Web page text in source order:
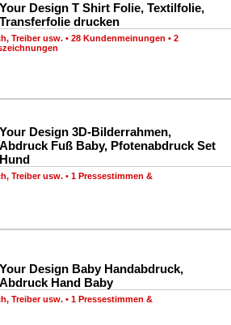
Your Design T Shirt Folie, Textilfolie,
Transferfolie drucken
Treiber usw. • 28 Kundenmeinungen • 2
Your Design 3D-Bilderrahmen,
Abdruck Fuß Baby, Pfotenabdruck Set
Hund
Treiber usw. • 1 Pressestimmen &
Your Design Baby Handabdruck,
Abdruck Hand Baby
Treiber usw. • 1 Pressestimmen &